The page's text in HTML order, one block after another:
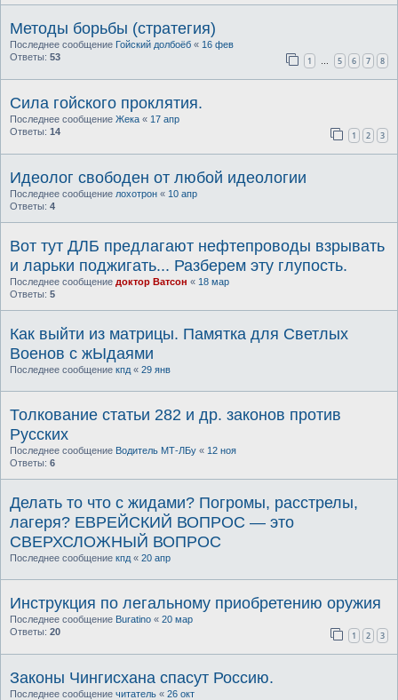
Методы борьбы (стратегия)
Последнее сообщение Гойский долбоёб « 16 фев
Ответы: 53 1 5 6 7 8
Сила гойского проклятия.
Последнее сообщение Жека « 17 апр
Ответы: 14 1 2 3
Идеолог свободен от любой идеологии
Последнее сообщение лохотрон « 10 апр
Ответы: 4
Вот тут ДЛБ предлагают нефтепроводы взрывать
и ларьки поджигать... Разберем эту глупость.
Последнее сообщение доктор Ватсон « 18 мар
Ответы: 5
Как выйти из матрицы. Памятка для Светлых
Военов с жЫдаями
Последнее сообщение кпд « 29 янв
Толкование статьи 282 и др. законов против
Русских
Последнее сообщение Водитель МТ-ЛБу « 12 ноя
Ответы: 6
Делать то что с жидами? Погромы, расстрелы,
лагеря? ЕВРЕЙСКИЙ ВОПРОС — это
СВЕРХСЛОЖНЫЙ ВОПРОС
Последнее сообщение кпд « 20 апр
Инструкция по легальному приобретению оружия
Последнее сообщение Buratino « 20 мар
Ответы: 20 1 2 3
Законы Чингисхана спасут Россию.
Последнее сообщение читатель « 26 окт